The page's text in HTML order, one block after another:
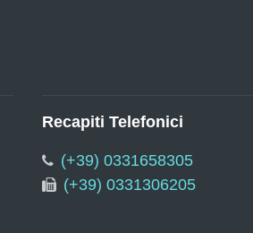
Recapiti Telefonici
(+39) 0331658305
(+39) 0331306205